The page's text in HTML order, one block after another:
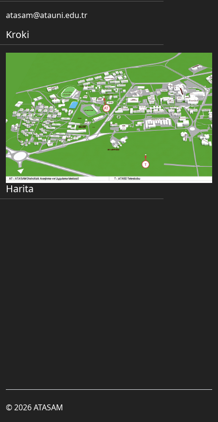
atasam@atauni.edu.tr
Kroki
Harita
© 2026 ATASAM